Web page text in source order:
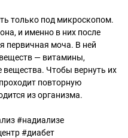
только под микроскопом.
и именно в них после
первичная моча. В ней
— витамины,
Чтобы вернуть их
повторную
из организма.
#надиализе
#диабет